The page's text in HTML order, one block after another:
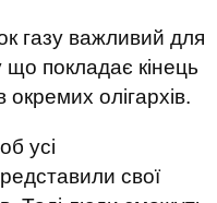
газу важливий для
покладає кінець
окремих олігархів.
усі
свої